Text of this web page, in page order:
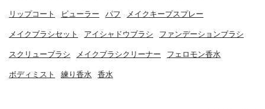
リップコート ビューラー パフ メイクキープスプレー
メイクブラシセット アイシャドウブラシ ファンデーションブラシ
スクリューブラシ メイクブラシクリーナー フェロモン香水
ボディミスト 練り香水 香水